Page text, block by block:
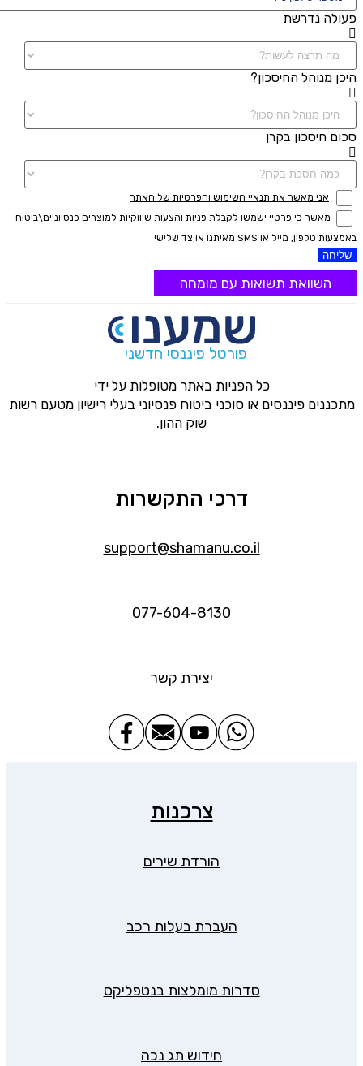
פעולה נדרשת
היכן מנוהל החיסכון?
סכום חיסכון בקרן
אני מאשר את תנאיי השימוש והפרטיות של האתר
מאשר כי פרטיי ישמשו לקבלת פניות והצעות שיווקיות למוצרים פנסיוניים\ביטוח
באמצעות טלפון, מייל או SMS מאיתנו או צד שלישי
שליחה
השוואת תשואות עם מומחה
פורטל פיננסי חדשני
כל הפניות באתר מטופלות על ידי
מתכננים פיננסים או סוכני ביטוח פנסיוני בעלי רישיון מטעם רשות
שוק ההון.
דרכי התקשרות
support@shamanu.co.il
077-604-8130
יצירת קשר
צרכנות
הורדת שירים
העברת בעלות רכב
סדרות מומלצות בנטפליקס
חידוש תג נכה